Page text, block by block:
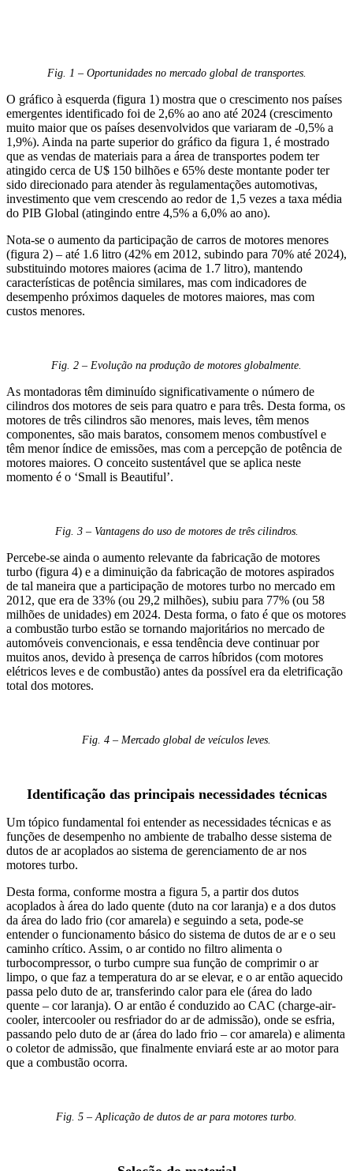
Fig. 1 – Oportunidades no mercado global de transportes.
O gráfico à esquerda (figura 1) mostra que o crescimento nos países
emergentes identificado foi de 2,6% ao ano até 2024 (crescimento
muito maior que os países desenvolvidos que variaram de -0,5% a
1,9%). Ainda na parte superior do gráfico da figura 1, é mostrado
que as vendas de materiais para a área de transportes podem ter
atingido cerca de U$ 150 bilhões e 65% deste montante poder ter
sido direcionado para atender às regulamentações automotivas,
investimento que vem crescendo ao redor de 1,5 vezes a taxa média
do PIB Global (atingindo entre 4,5% a 6,0% ao ano).
Nota-se o aumento da participação de carros de motores menores
(figura 2) – até 1.6 litro (42% em 2012, subindo para 70% até 2024),
substituindo motores maiores (acima de 1.7 litro), mantendo
características de potência similares, mas com indicadores de
desempenho próximos daqueles de motores maiores, mas com
custos menores.
Fig. 2 – Evolução na produção de motores globalmente.
As montadoras têm diminuído significativamente o número de
cilindros dos motores de seis para quatro e para três. Desta forma, os
motores de três cilindros são menores, mais leves, têm menos
componentes, são mais baratos, consomem menos combustível e
têm menor índice de emissões, mas com a percepção de potência de
motores maiores. O conceito sustentável que se aplica neste
momento é o ‘Small is Beautiful’.
Fig. 3 – Vantagens do uso de motores de três cilindros.
Percebe-se ainda o aumento relevante da fabricação de motores
turbo (figura 4) e a diminuição da fabricação de motores aspirados
de tal maneira que a participação de motores turbo no mercado em
2012, que era de 33% (ou 29,2 milhões), subiu para 77% (ou 58
milhões de unidades) em 2024. Desta forma, o fato é que os motores
a combustão turbo estão se tornando majoritários no mercado de
automóveis convencionais, e essa tendência deve continuar por
muitos anos, devido à presença de carros híbridos (com motores
elétricos leves e de combustão) antes da possível era da eletrificação
total dos motores.
Fig. 4 – Mercado global de veículos leves.
Identificação das principais necessidades técnicas
Um tópico fundamental foi entender as necessidades técnicas e as
funções de desempenho no ambiente de trabalho desse sistema de
dutos de ar acoplados ao sistema de gerenciamento de ar nos
motores turbo.
Desta forma, conforme mostra a figura 5, a partir dos dutos
acoplados à área do lado quente (duto na cor laranja) e a dos dutos
da área do lado frio (cor amarela) e seguindo a seta, pode-se
entender o funcionamento básico do sistema de dutos de ar e o seu
caminho crítico. Assim, o ar contido no filtro alimenta o
turbocompressor, o turbo cumpre sua função de comprimir o ar
limpo, o que faz a temperatura do ar se elevar, e o ar então aquecido
passa pelo duto de ar, transferindo calor para ele (área do lado
quente – cor laranja). O ar então é conduzido ao CAC (charge-air-
cooler, intercooler ou resfriador do ar de admissão), onde se esfria,
passando pelo duto de ar (área do lado frio – cor amarela) e alimenta
o coletor de admissão, que finalmente enviará este ar ao motor para
que a combustão ocorra.
Fig. 5 – Aplicação de dutos de ar para motores turbo.